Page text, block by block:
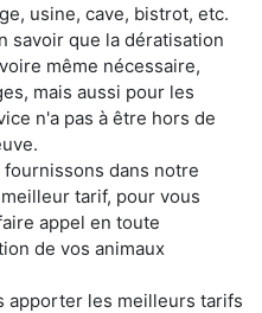
usine, cave, bistrot, etc.
savoir que la dératisation
même nécessaire,
mais aussi pour les
n'a pas à être hors de
dans notre
tarif, pour vous
appel en toute
de vos animaux
apporter les meilleurs tarifs